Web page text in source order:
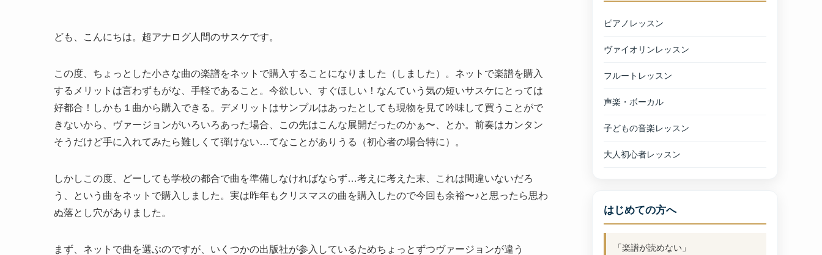
ども、こんにちは。超アナログ人間のサスケです。
この度、ちょっとした小さな曲の楽譜をネットで購入することになりました（しました）。ネットで楽譜を購入
するメリットは言わずもがな、手軽であること。今欲しい、すぐほしい！なんていう気の短いサスケにとっては
好都合！しかも１曲から購入できる。デメリットはサンプルはあったとしても現物を見て吟味して買うことがで
きないから、ヴァージョンがいろいろあった場合、この先はこんな展開だったのかぁ〜、とか。前奏はカンタン
そうだけど手に入れてみたら難しくて弾けない…てなことがありうる（初心者の場合特に）。
しかしこの度、どーしても学校の都合で曲を準備しなければならず…考えに考えた末、これは間違いないだろ
う、という曲をネットで購入しました。実は昨年もクリスマスの曲を購入したので今回も余裕〜♪と思ったら思わ
ぬ落とし穴がありました。
まず、ネットで曲を選ぶのですが、いくつかの出版社が参入しているためちょっとずつヴァージョンが違う
ピアノレッスン
ヴァイオリンレッスン
フルートレッスン
声楽・ボーカル
子どもの音楽レッスン
大人初心者レッスン
はじめての方へ
「楽譜が読めない」